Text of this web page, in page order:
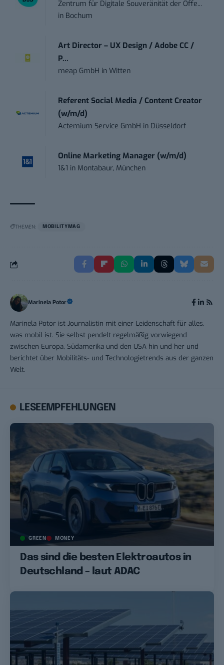
Zentrum für Digitale Souveränität der Öffe...
in Bochum
Art Director – UX Design / Adobe CC /
P...
meap GmbH inWitten
Referent Social Media / Content Creator
(w/m/d)
Actemium Service GmbH in Düsseldorf
Online Marketing Manager (w/m/d)
1&1 in Montabaur, München
THEMEN: MOBILITYMAG
Marinela Potor
Marinela Potor ist Journalistin mit einer Leidenschaft für alles,
was mobil ist. Sie selbst pendelt regelmäßig vorwiegend
zwischen Europa, Südamerika und den USA hin und her und
berichtet über Mobilitäts- und Technologietrends aus der ganzen
Welt.
LESEEMPFEHLUNGEN
GREEN MONEY
Das sind die besten Elektroautos in
Deutschland – laut ADAC